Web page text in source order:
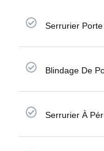
Serrurier
Blindage De
Serrurier À